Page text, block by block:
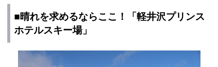
■晴れを求めるならここ！「軽井沢プリンス
ホテルスキー場」